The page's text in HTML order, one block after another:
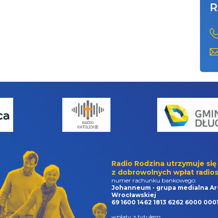
Radio Rodzina utrzymuje się
z dobrowolnych wpłat
numer rachunku bankowego:
Johanneum - grupa medialna
Wrocławskiej
69 1600 1462 1813 6262 6000